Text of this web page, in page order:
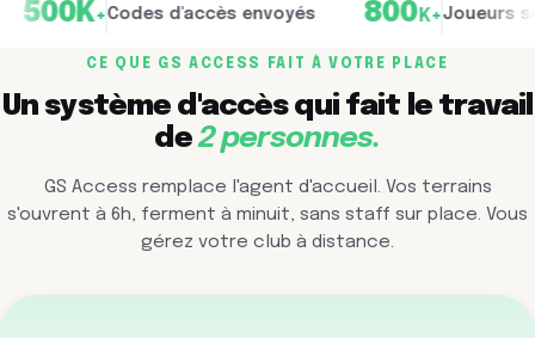
+Codes d'accès envoyés 800 Joueurs sur les
CE QUE GS ACCESS FAIT À VOTRE PLACE
Un système d'accès qui fait le travail
de2 personnes.
GS Access remplace l'agent d'accueil. Vos terrains
s'ouvrent à 6h, ferment à minuit, sans staff sur place. Vous
gérez votre club à distance.